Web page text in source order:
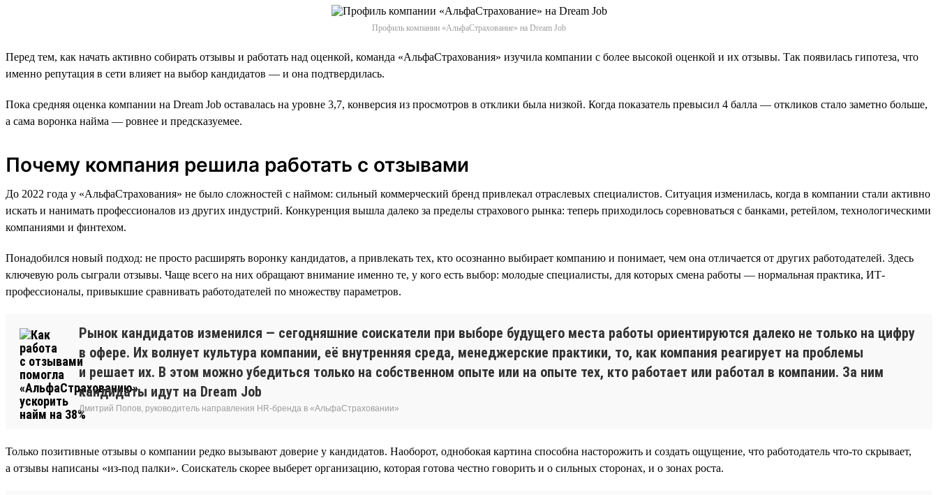
Профиль компании «АльфаСтрахование» на Dream Job
Перед тем, как начать активно собирать отзывы и работать над оценкой, команда «АльфаСтрахования» изучила компании с более высокой оценкой и их отзывы. Так появилась гипотеза, что
именно репутация в сети влияет на выбор кандидатов — и она подтвердилась.
Пока средняя оценка компании на Dream Job оставалась на уровне 3,7, конверсия из просмотров в отклики была низкой. Когда показатель превысил 4 балла — откликов стало заметно больше,
а сама воронка найма — ровнее и предсказуемее.
Почему компания решила работать с отзывами
До 2022 года у «АльфаСтрахования» не было сложностей с наймом: сильный коммерческий бренд привлекал отраслевых специалистов. Ситуация изменилась, когда в компании стали активно
искать и нанимать профессионалов из других индустрий. Конкуренция вышла далеко за пределы страхового рынка: теперь приходилось соревноваться с банками, ретейлом, технологическими
компаниями и финтехом.
Понадобился новый подход: не просто расширять воронку кандидатов, а привлекать тех, кто осознанно выбирает компанию и понимает, чем она отличается от других работодателей. Здесь
ключевую роль сыграли отзывы. Чаще всего на них обращают внимание именно те, у кого есть выбор: молодые специалисты, для которых смена работы — нормальная практика, ИТ-
профессионалы, привыкшие сравнивать работодателей по множеству параметров.
Рынок кандидатов изменился — сегодняшние соискатели при выборе будущего места работы ориентируются далеко не только на цифру
в офере. Их волнует культура компании, её внутренняя среда, менеджерские практики, то, как компания реагирует на проблемы
и решает их. В этом можно убедиться только на собственном опыте или на опыте тех, кто работает или работал в компании. За ним
кандидаты идут на Dream Job
Дмитрий Попов, руководитель направления HR-бренда в «АльфаСтраховании»
Только позитивные отзывы о компании редко вызывают доверие у кандидатов. Наоборот, однобокая картина способна насторожить и создать ощущение, что работодатель что-то скрывает,
а отзывы написаны «из-под палки». Соискатель скорее выберет организацию, которая готова честно говорить и о сильных сторонах, и о зонах роста.